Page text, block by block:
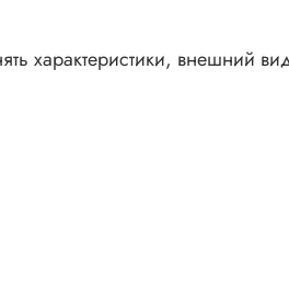
характеристики, внешний